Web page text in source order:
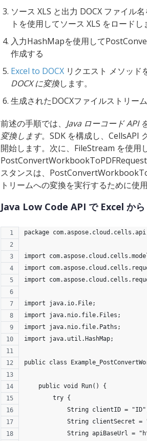
ソース XLS と出力 DOCX ファイル
トを使用してソース XLS をロードし
入力HashMapを使用して
作成する
Excel to DOCX リクエスト メソッド
DOCX に変換します。
生成されたDOCXファイルストリー
前述の手順では、 Java ローコード API
変換します。SDK を構成し、CellsAPI
開始します。次に、FileStream を使用
スタンスは、
トリームへの変換を実行するために使
Java Low Code API で Excel か
package
import
import
import
import java.io.File;
import java.nio.file.Files;
import java.nio.file.Paths;
import java.util.HashMap;
public class
    public void Run() {
        try {
String clientID =
String clientSecret =
String apiBaseUrl =